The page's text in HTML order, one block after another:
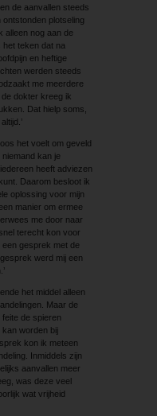
de aanvallen steeds
plotseling
alleen nog aan de
teken dat na
en heftige
werden steeds
me meerdere
dokter kreeg ik
Dat hielp soms,
het voelt om geveld
kan je
heeft adviezen
Daarom besloot ik
oplossing voor mijn
manier om ermee
me door naar
terecht kon voor
gesprek met de
werd mij een
het middel alleen
Maar de
de spieren
worden bij
kon ik meteen
Inmiddels zijn
aanvallen meer
was deze veel
wat vrijheid